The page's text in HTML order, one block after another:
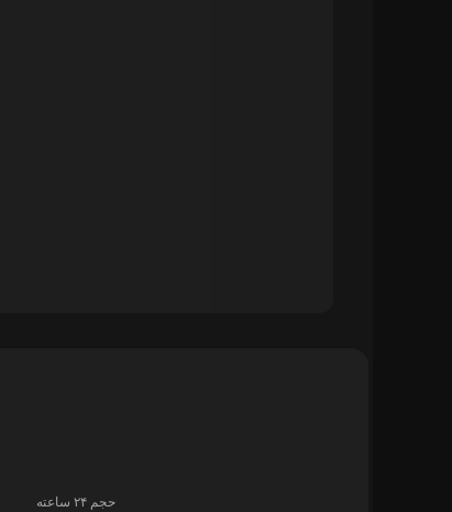
حجم ۲۴ ساعته